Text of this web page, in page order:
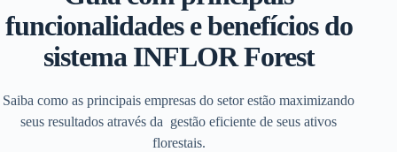
funcionalidades e benefícios do
sistema INFLOR Forest
Saiba como as principais empresas do setor estão maximizando
seus resultados através da gestão eficiente de seus ativos
florestais.